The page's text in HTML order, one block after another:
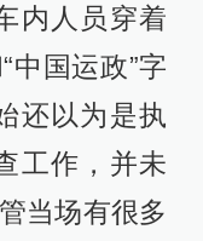
内人员穿着
中国运政”字
还以为是执
工作，并未
当场有很多